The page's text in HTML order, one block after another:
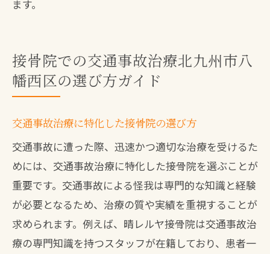
ます。
接骨院での交通事故治療北九州市八
幡西区の選び方ガイド
交通事故治療に特化した接骨院の選び方
交通事故に遭った際、迅速かつ適切な治療を受けるた
めには、交通事故治療に特化した接骨院を選ぶことが
重要です。交通事故による怪我は専門的な知識と経験
が必要となるため、治療の質や実績を重視することが
求められます。例えば、晴レルヤ接骨院は交通事故治
療の専門知識を持つスタッフが在籍しており、患者一